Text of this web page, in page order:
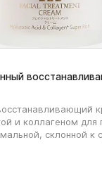
и коллагеном для
склонной к